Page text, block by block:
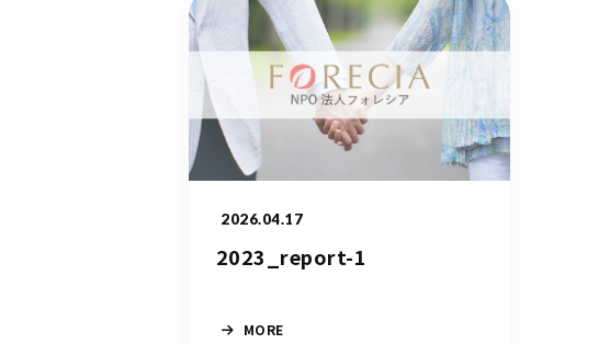
2026.04.17
2023_report-1
MORE